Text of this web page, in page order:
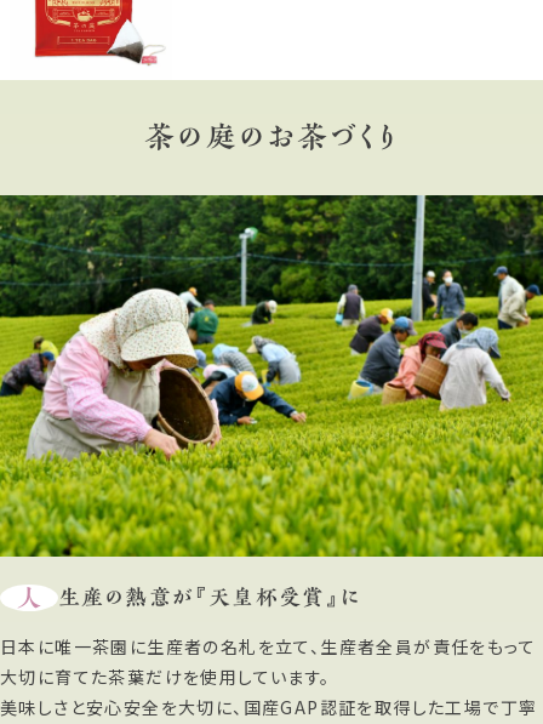
茶の庭のお茶づくり
人 生産の熱意が『天皇杯受賞』に
日本に唯一茶園に生産者の名札を立て、生産者全員が責任をもって
大切に育てた茶葉だけを使用しています。
美味しさと安心安全を大切に、国産GAP認証を取得した工場で丁寧